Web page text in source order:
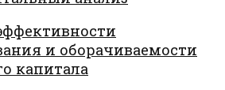
и оборачиваемости
капитала